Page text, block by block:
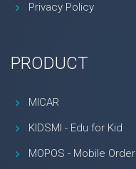
Privacy Policy
PRODUCT
MICAR
KIDSMI - Edu for Kid
MOPOS - Mobile Order